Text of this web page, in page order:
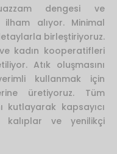
dengesi ve
ilham alıyor. Minimal
birleştiriyoruz.
kadın kooperatifleri
Atık oluşmasını
kullanmak için
üretiyoruz. Tüm
kutlayarak kapsayıcı
kalıplar ve yenilikçi